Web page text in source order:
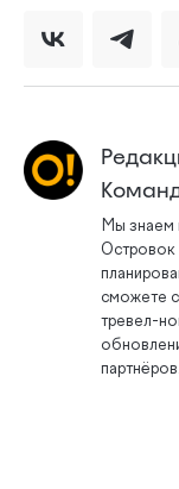
Мы знаем
Островок
сможете
тревел-
партнёров.